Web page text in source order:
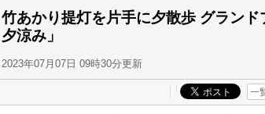
竹あかり提灯を片手に夕散歩 グラン
夕涼み」
2023年07月07日 09時30分更新
一